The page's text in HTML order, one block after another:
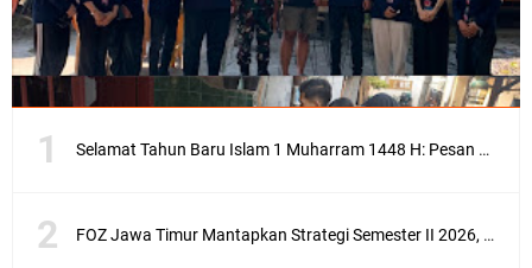
Selamat Tahun Baru Islam 1 Muharram 1448 H: Pesan Hijrah Drs. H. Husnul Aqib, M.M. untuk Negeri
FOZ Jawa Timur Mantapkan Strategi Semester II 2026, Fokus pada Penguatan SDM Amil dan Kolaborasi BerdampakNarasi